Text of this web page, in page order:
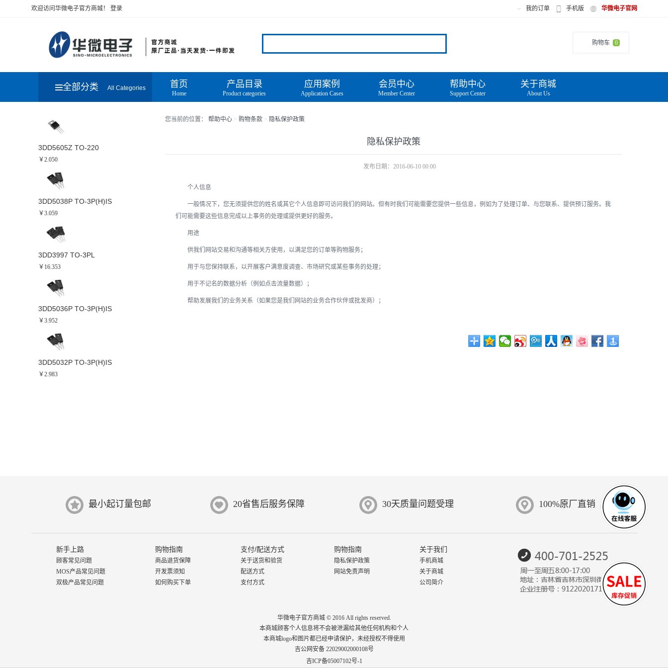
欢迎访问华微电子官方商城！ 登录 我的订单 手机版 华微电子官网
购物车 0
全部分类 All Categories 首页
Home
产品目录
Product categories
应用案例
Application Cases
会员中心
Member Center
帮助中心
Support Center
关于商城
About Us
3DD5605Z TO-220
￥2.050
3DD5038P TO-3P(H)IS
￥3.059
3DD3997 TO-3PL
￥16.353
3DD5036P TO-3P(H)IS
￥3.952
3DD5032P TO-3P(H)IS
￥2.983
您当前的位置： 帮助中心 > 购物条款 > 隐私保护政策
隐私保护政策
发布日期：2016-06-10 00:00
个人信息
一般情况下，您无须提供您的姓名或其它个人信息即可访问我们的网站。但有时我们可能需要您提供一些信息，例如为了处理订单、与您联系、提供预订服务。我
们可能需要这些信息完成以上事务的处理或提供更好的服务。
用途
供我们网站交易和沟通等相关方使用，以满足您的订单等购物服务；
用于与您保持联系，以开展客户满意度调查、市场研究或某些事务的处理；
用于不记名的数据分析（例如点击流量数据）；
帮助发展我们的业务关系（如果您是我们网站的业务合作伙伴或批发商）；
最小起订量包邮 20省售后服务保障 30天质量问题受理 100%原厂直销
新手上路
顾客常见问题
MOS产品常见问题
双极产品常见问题
购物指南
商品退货保障
开发票须知
如何购买下单
支付/配送方式
关于送货和验货
配送方式
支付方式
购物指南
隐私保护政策
网站免责声明
关于我们
手机商城
关于商城
公司简介
华微电子官方商城 © 2016 All rights reserved.
本商城顾客个人信息将不会被泄漏给其他任何机构和个人
本商城logo和图片都已经申请保护，未经授权不得使用
吉公网安备 22029002000108号
吉ICP备05007102号-1